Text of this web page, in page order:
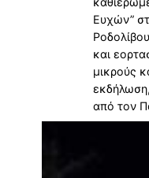
Ευχών”
και
μικρούς
από τον